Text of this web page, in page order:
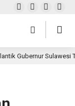
Gubernur Sulawesi